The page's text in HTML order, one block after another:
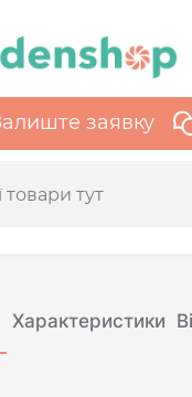
заявку
Характеристики